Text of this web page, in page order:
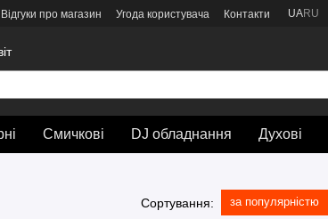
Відгуки про магазин Угода користувача Контакти UARU
Смичкові DJ обладнання Духові
Сортування: за популярністю